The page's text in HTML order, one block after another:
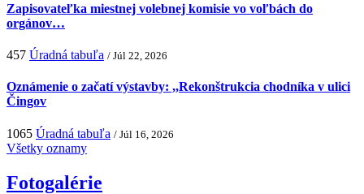
Zapisovateľka miestnej volebnej komisie vo voľbách do
orgánov…
457 Úradná tabuľa / Júl 22, 2026
Oznámenie o začatí výstavby: ,,Rekonštrukcia chodníka v ulici
Čingov
1065 Úradná tabuľa / Júl 16, 2026
Všetky oznamy
Fotogalérie